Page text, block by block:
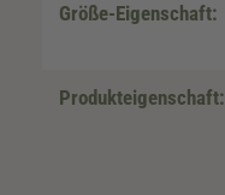
Größe-Eigenschaft:
Produkteigenschaft: